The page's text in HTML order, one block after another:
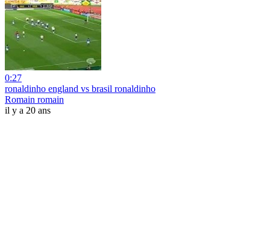
0:27
ronaldinho england vs brasil ronaldinho
Romain romain
il y a 20 ans